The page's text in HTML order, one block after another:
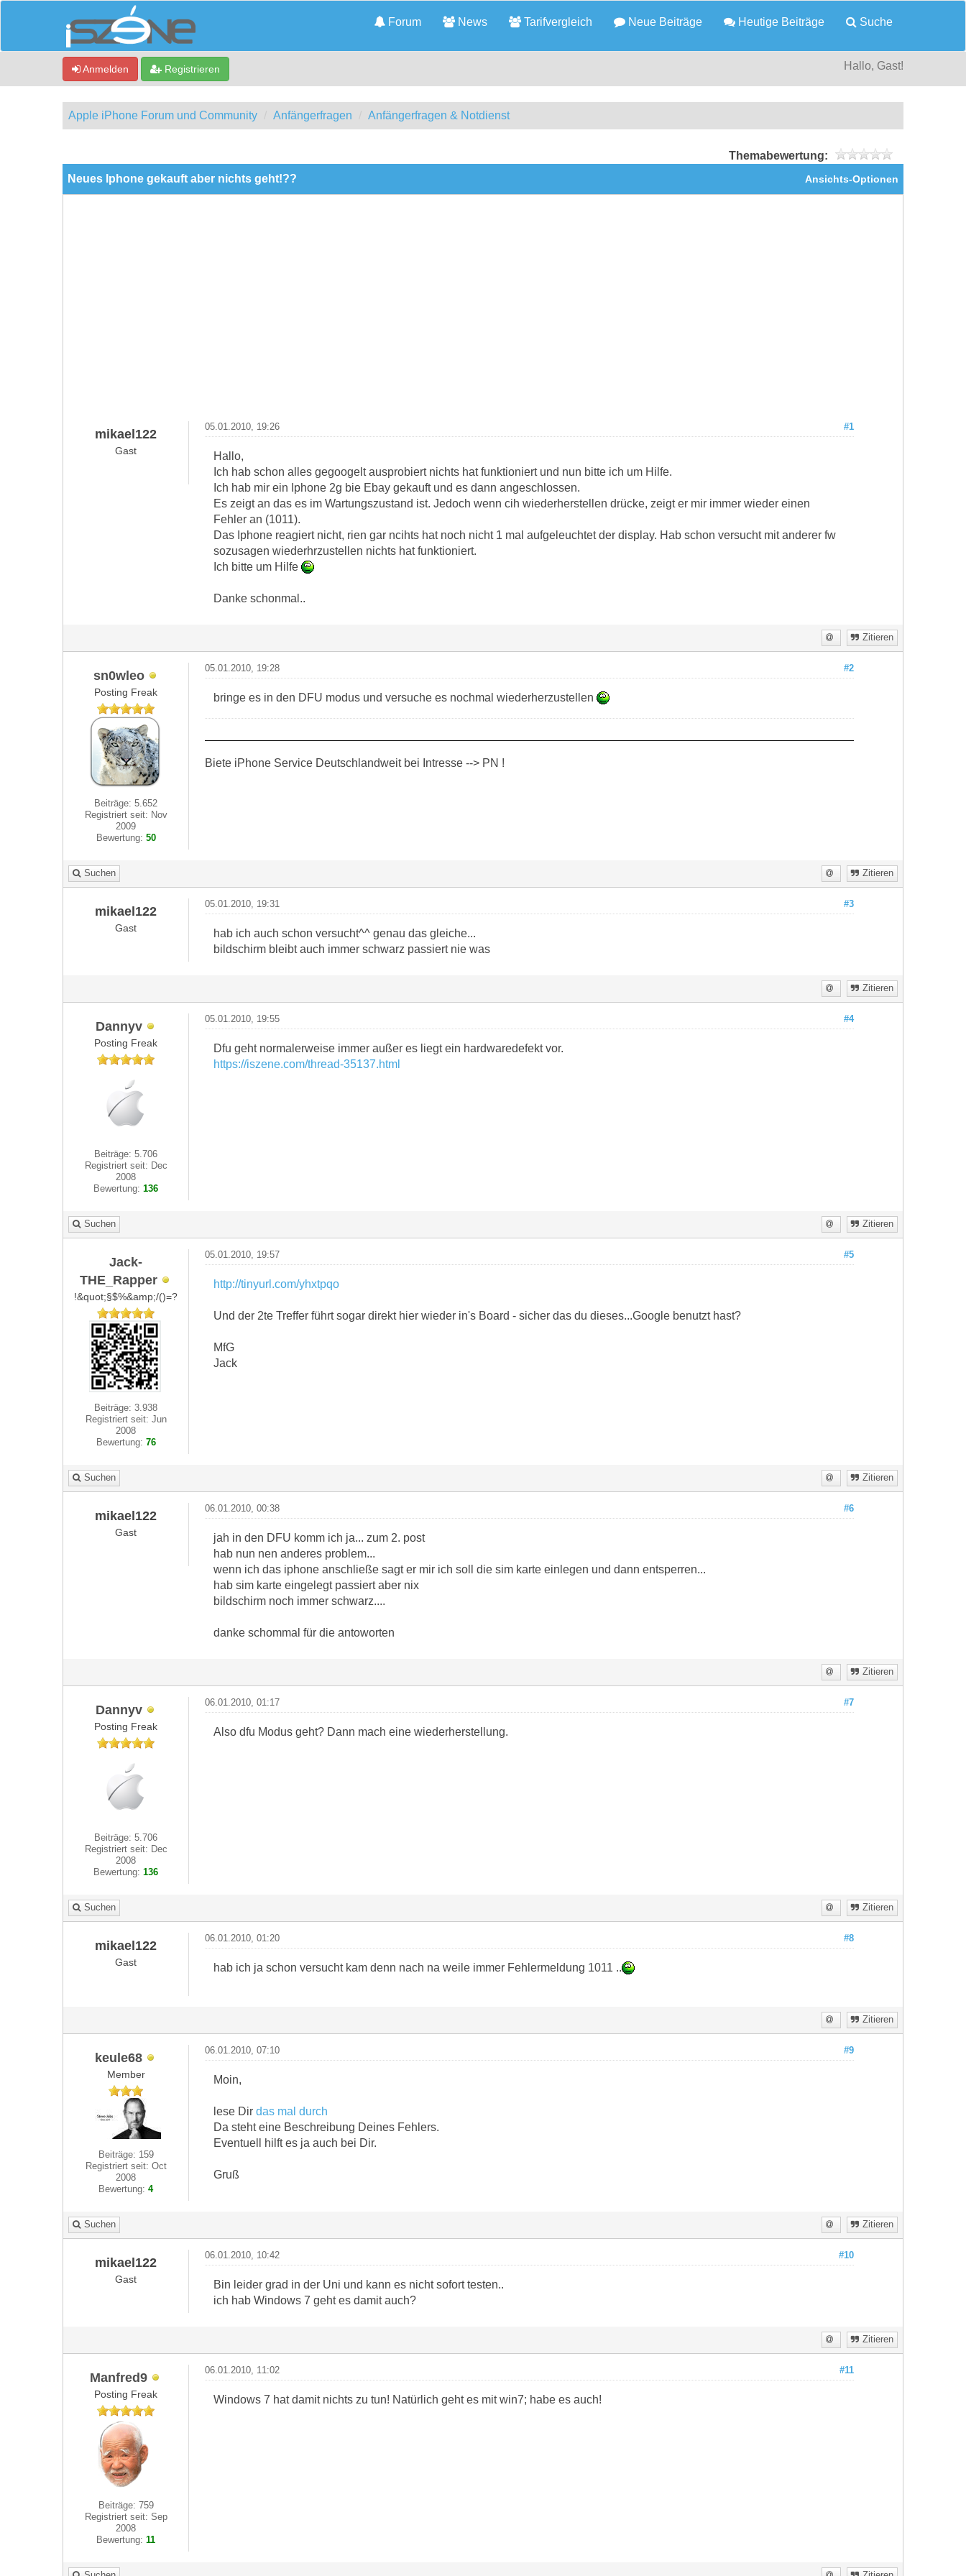
Forum News Tarifvergleich Neue Beiträge Heutige Beiträge Suche
Anmelden Registrieren Hallo, Gast!
Apple iPhone Forum und Community Anfängerfragen Anfängerfragen & Notdienst
Themabewertung:
Ansichts-Optionen
Neues Iphone gekauft aber nichts geht!??
mikael122
Gast
#1
05.01.2010, 19:26
Hallo,
Ich hab schon alles gegoogelt ausprobiert nichts hat funktioniert und nun bitte ich um Hilfe.
Ich hab mir ein Iphone 2g bie Ebay gekauft und es dann angeschlossen.
Es zeigt an das es im Wartungszustand ist. Jedoch wenn cih wiederherstellen drücke, zeigt er mir immer wieder einen
Fehler an (1011).
Das Iphone reagiert nicht, rien gar ncihts hat noch nicht 1 mal aufgeleuchtet der display. Hab schon versucht mit anderer fw
sozusagen wiederhrzustellen nichts hat funktioniert.
Ich bitte um Hilfe
Danke schonmal..
Zitieren
sn0wleo
Posting Freak
Beiträge: 5.652
Registriert seit: Nov
2009
Bewertung: 50
#2
05.01.2010, 19:28
bringe es in den DFU modus und versuche es nochmal wiederherzustellen
Biete iPhone Service Deutschlandweit bei Intresse --> PN !
Suchen Zitieren
mikael122
Gast
#3
05.01.2010, 19:31
hab ich auch schon versucht^^ genau das gleiche...
bildschirm bleibt auch immer schwarz passiert nie was
Zitieren
Dannyv
Posting Freak
Beiträge: 5.706
Registriert seit: Dec
2008
Bewertung:136
#4
05.01.2010, 19:55
Dfu geht normalerweise immer außer es liegt ein hardwaredefekt vor.
https://iszene.com/thread-35137.html
Suchen Zitieren
Jack-
THE_Rapper
!&quot;§$%&amp;/()=?
Beiträge: 3.938
Registriert seit: Jun
2008
Bewertung: 76
#5
05.01.2010, 19:57
http://tinyurl.com/yhxtpqo
Und der 2te Treffer führt sogar direkt hier wieder in's Board - sicher das du dieses...Google benutzt hast?
MfG
Jack
Suchen Zitieren
mikael122
Gast
#6
06.01.2010, 00:38
jah in den DFU komm ich ja... zum 2. post
hab nun nen anderes problem...
wenn ich das iphone anschließe sagt er mir ich soll die sim karte einlegen und dann entsperren...
hab sim karte eingelegt passiert aber nix
bildschirm noch immer schwarz....
danke schommal für die antoworten
Zitieren
Dannyv
Posting Freak
Beiträge: 5.706
Registriert seit: Dec
2008
Bewertung:136
#7
06.01.2010, 01:17
Also dfu Modus geht? Dann mach eine wiederherstellung.
Suchen Zitieren
mikael122
Gast
#8
06.01.2010, 01:20
hab ich ja schon versucht kam denn nach na weile immer Fehlermeldung 1011 ..
Zitieren
keule68
Member
Beiträge: 159
Registriert seit: Oct
2008
Bewertung:4
#9
06.01.2010, 07:10
Moin,
lese Dir das mal durch
Da steht eine Beschreibung Deines Fehlers.
Eventuell hilft es ja auch bei Dir.
Gruß
Suchen Zitieren
mikael122
Gast
#10
06.01.2010, 10:42
Bin leider grad in der Uni und kann es nicht sofort testen..
ich hab Windows 7 geht es damit auch?
Zitieren
Manfred9
Posting Freak
Beiträge: 759
Registriert seit: Sep
2008
Bewertung:11
#11
06.01.2010, 11:02
Windows 7 hat damit nichts zu tun! Natürlich geht es mit win7; habe es auch!